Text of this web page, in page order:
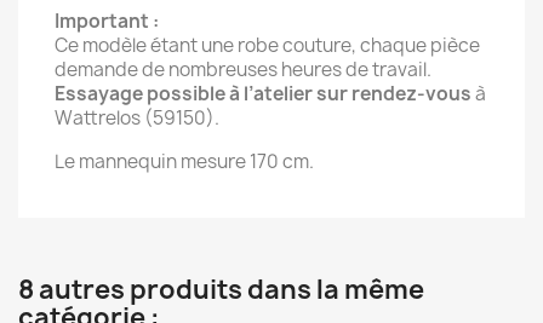
Important :
Ce modèle étant une robe couture, chaque pièce
demande de nombreuses heures de travail.
Essayage possible à l’atelier sur rendez-vousà
Wattrelos (59150).
Le mannequin mesure 170 cm.
8 autres produits dans la même